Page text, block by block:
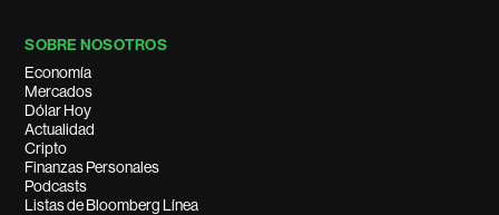
SOBRE NOSOTROS
Economía
Mercados
Dólar Hoy
Actualidad
Cripto
Finanzas Personales
Podcasts
Listas de Bloomberg Línea